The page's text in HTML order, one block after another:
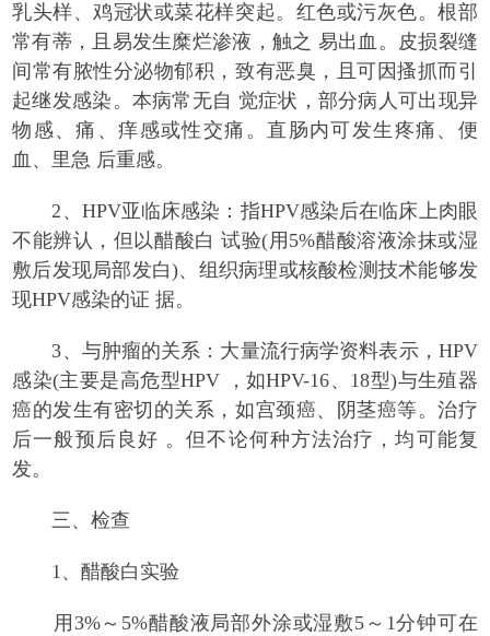
乳头样、鸡冠状或菜花样突起。红色或污灰色。根部
常有蒂，且易发生糜烂渗液，触之 易出血。皮损裂缝
间常有脓性分泌物郁积，致有恶臭，且可因搔抓而引
起继发感染。本病常无自 觉症状，部分病人可出现异
物感、痛、痒感或性交痛。直肠内可发生疼痛、便
血、里急 后重感。
2、HPV亚临床感染：指HPV感染后在临床上肉眼
不能辨认，但以醋酸白 试验(用5%醋酸溶液涂抹或湿
敷后发现局部发白)、组织病理或核酸检测技术能够发
现HPV感染的证 据。
3、与肿瘤的关系：大量流行病学资料表示，HPV
感染(主要是高危型HPV ，如HPV-16、18型)与生殖器
癌的发生有密切的关系，如宫颈癌、阴茎癌等。治疗
后一般预后良好 。但不论何种方法治疗，均可能复
发。
三、检查
1、醋酸白实验
用3%～5%醋酸液局部外涂或湿敷5～1分钟可在